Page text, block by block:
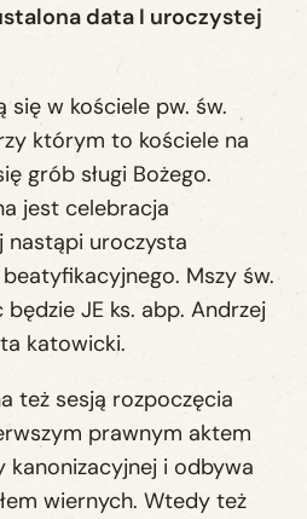
data I uroczystej
w kościele pw. św.
którym to kościele na
grób sługi Bożego.
jest celebracja
nastąpi uroczysta
Mszy św.
JE ks. abp. Andrzej
katowicki.
też sesją rozpoczęcia
prawnym aktem
i odbywa
wiernych. Wtedy też